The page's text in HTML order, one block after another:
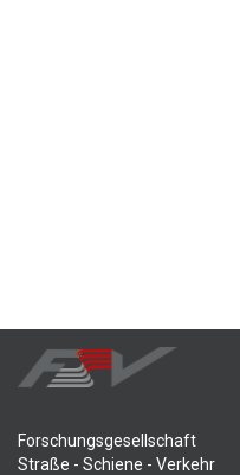
Forschungsgesellschaft
Straße - Schiene - Verkehr